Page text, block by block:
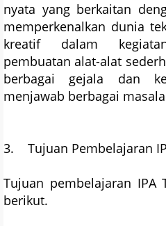
nyata yang berkaitan
memperkenalkan dunia
kreatif dalam
pembuatan alat-alat
berbagai gejala dan
menjawab berbagai
3. Tujuan Pembelajaran
Tujuan pembelajaran IPA
berikut.